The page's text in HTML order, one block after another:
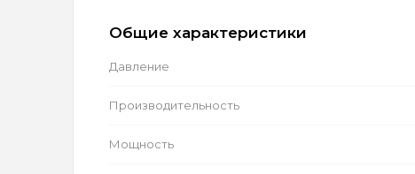
Общие характеристики
Давление
Производительность
Мощность